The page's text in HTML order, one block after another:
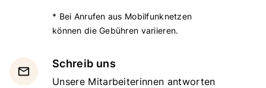
* Bei Anrufen aus Mobilfunknetzen
können die Gebühren variieren.
email
Schreib uns
Unsere Mitarbeiterinnen antworten